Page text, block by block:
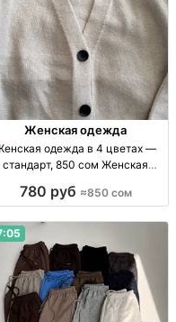
Женская одежда
одежда в 4 цветах —
стандарт, 850 сом Женская
собств. пр-во, 850 сом
780 руб ≈850 сом